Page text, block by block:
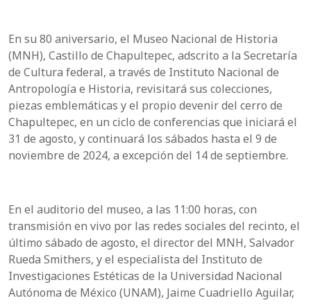
En su 80 aniversario, el Museo Nacional de Historia
(MNH), Castillo de Chapultepec, adscrito a la Secretaría
de Cultura federal, a través de Instituto Nacional de
Antropología e Historia, revisitará sus colecciones,
piezas emblemáticas y el propio devenir del cerro de
Chapultepec, en un ciclo de conferencias que iniciará el
31 de agosto, y continuará los sábados hasta el 9 de
noviembre de 2024, a excepción del 14 de septiembre.
En el auditorio del museo, a las 11:00 horas, con
transmisión en vivo por las redes sociales del recinto, el
último sábado de agosto, el director del MNH, Salvador
Rueda Smithers, y el especialista del Instituto de
Investigaciones Estéticas de la Universidad Nacional
Autónoma de México (UNAM), Jaime Cuadriello Aguilar,